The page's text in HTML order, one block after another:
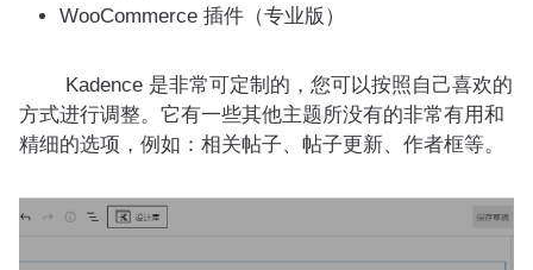
WooCommerce 插件（专业版）
Kadence 是非常可定制的，您可以按照自己喜欢的
方式进行调整。它有一些其他主题所没有的非常有用和
精细的选项，例如：相关帖子、帖子更新、作者框等。